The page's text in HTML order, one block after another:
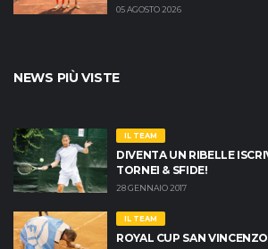
05 AGOSTO 2026
NEWS PIÙ VISTE
IL TEAM
DIVENTA UN RIBELLE
TORNEI & SFIDE!
28 GENNAIO 2017
IL TEAM
ROYAL CUP SAN